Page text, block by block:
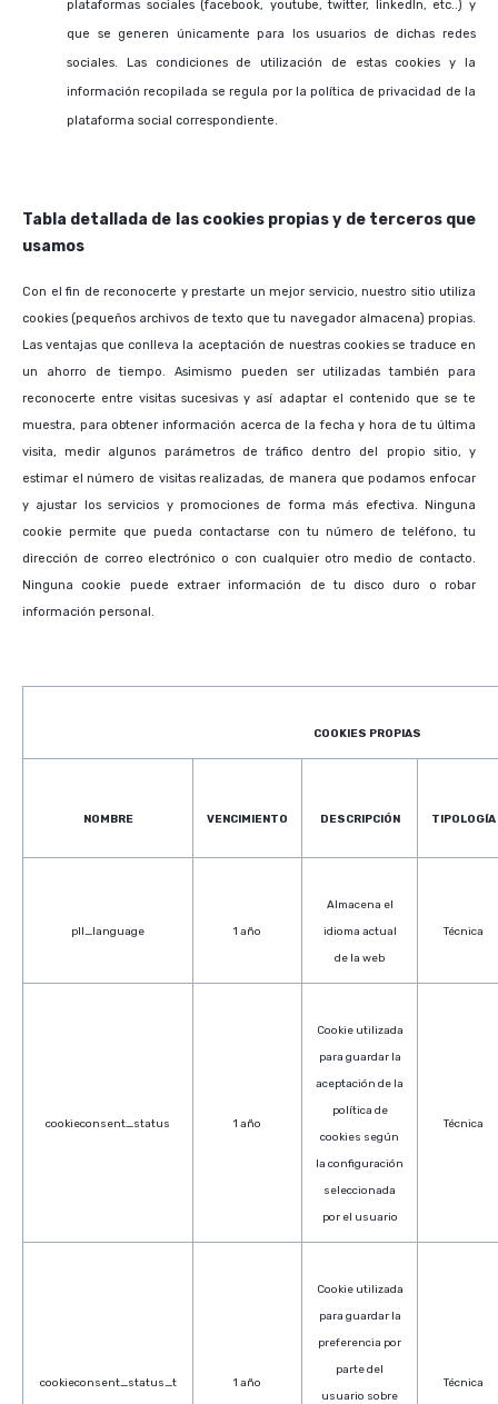
plataformas sociales (facebook, youtube, twitter, linkedIn, etc..) y
que se generen únicamente para los usuarios de dichas redes
sociales. Las condiciones de utilización de estas cookies y la
información recopilada se regula por la política de privacidad de la
plataforma social correspondiente.
Tabla detallada de las cookies propias y de terceros que
usamos
Con el fin de reconocerte y prestarte un mejor servicio, nuestro sitio utiliza
cookies (pequeños archivos de texto que tu navegador almacena) propias.
Las ventajas que conlleva la aceptación de nuestras cookies se traduce en
un ahorro de tiempo. Asimismo pueden ser utilizadas también para
reconocerte entre visitas sucesivas y así adaptar el contenido que se te
muestra, para obtener información acerca de la fecha y hora de tu última
visita, medir algunos parámetros de tráfico dentro del propio sitio, y
estimar el número de visitas realizadas, de manera que podamos enfocar
y ajustar los servicios y promociones de forma más efectiva. Ninguna
cookie permite que pueda contactarse con tu número de teléfono, tu
dirección de correo electrónico o con cualquier otro medio de contacto.
Ninguna cookie puede extraer información de tu disco duro o robar
información personal.
COOKIES PROPIAS
NOMBRE VENCIMIENTO DESCRIPCIÓN TIPOLOGÍA
pll_language 1 año
Almacena el
idioma actual
de la web
Técnica
cookieconsent_status 1 año
Cookie utilizada
para guardar la
aceptación de la
política de
cookies según
la configuración
seleccionada
por el usuario
Técnica
cookieconsent_status_t 1 año
Cookie utilizada
para guardar la
preferencia por
parte del
usuario sobre
Técnica